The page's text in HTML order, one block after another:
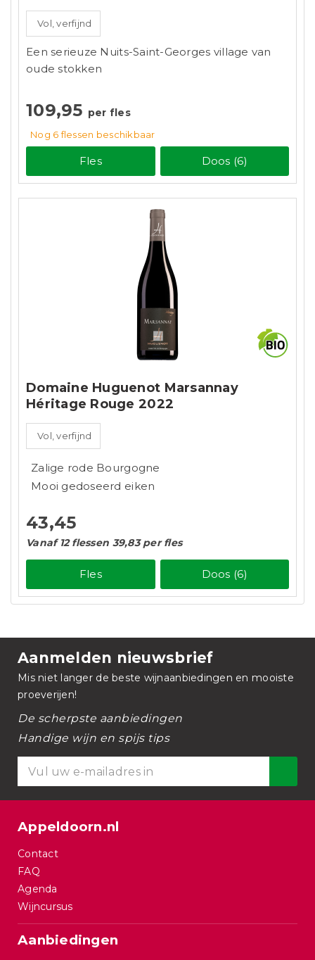
Vol, verfijnd
Een serieuze Nuits-Saint-Georges village van
oude stokken
109,95 per fles
Nog 6flessen beschikbaar
Fles Doos (6)
Domaine Huguenot Marsannay
Héritage Rouge 2022
Vol, verfijnd
Zalige rode Bourgogne
Mooi gedoseerd eiken
43,45
Vanaf 12 flessen 39,83 per fles
Fles Doos (6)
Aanmelden nieuwsbrief
Mis niet langer de beste wijnaanbiedingen en mooiste
proeverijen!
De scherpste aanbiedingen
Handige wijn en spijs tips
Appeldoorn.nl
Contact
FAQ
Agenda
Wijncursus
Aanbiedingen